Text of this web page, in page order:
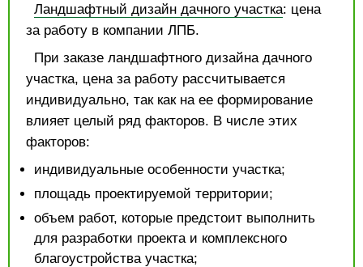
Ландшафтный дизайн дачного участка: цена
за работу в компании ЛПБ.
При заказе ландшафтного дизайна дачного
участка, цена за работу рассчитывается
индивидуально, так как на ее формирование
влияет целый ряд факторов. В числе этих
факторов:
индивидуальные особенности участка;
площадь проектируемой территории;
объем работ, которые предстоит выполнить
для разработки проекта и комплексного
благоустройства участка;